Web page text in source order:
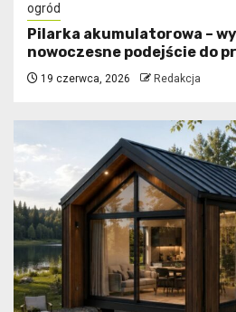
ogród
Pilarka akumulatorowa –
nowoczesne podejście do
19 czerwca, 2026 Redakcja